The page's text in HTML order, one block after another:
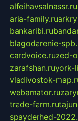
alfeihavsalnassr.ru
aria-family.ru
bankaribi.ru
blagodarenie-
cardvoice.ruzed-
zarafshan.ruyork-
vladivostok-
webamator.ru
trade-farm.ru
spayderhed-